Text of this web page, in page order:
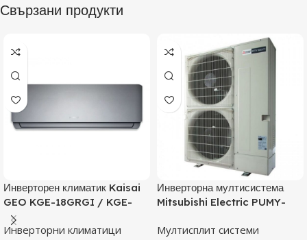
Свързани продукти
Инверторен климатик Kaisai
GEO KGE-18GRGI / KGE-
18GRGO, 18000 BTU, Клас
A++
Инверторни климатици
Инверторна мултисистема
Mitsubishi Electric PUMY-
Мултисплит системи